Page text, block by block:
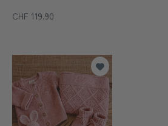
CHF 119.90